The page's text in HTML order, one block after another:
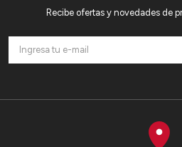
Recibe ofertas y novedades de